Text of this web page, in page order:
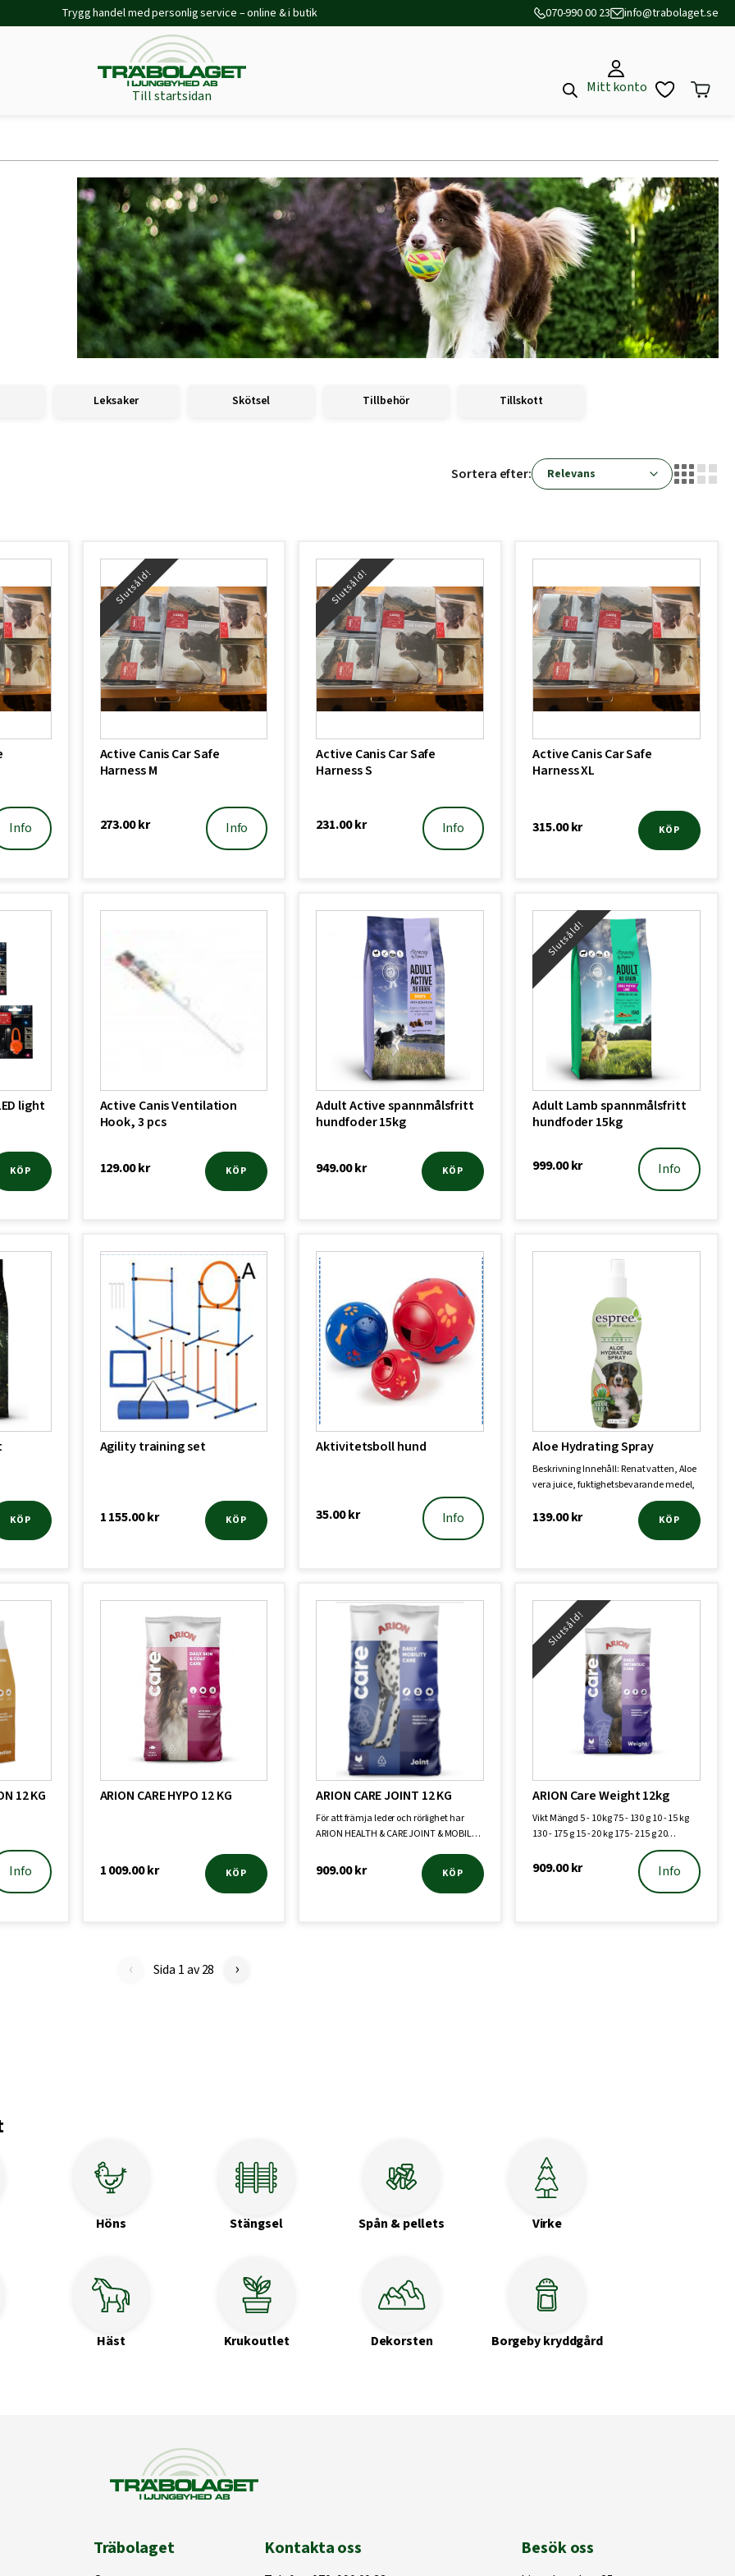
Trygg handel med personlig service – online & i butik 070-990 00 23 info@trabolaget.se
Till startsidan
Mitt konto
Leksaker Skötsel Tillbehör Tillskott
Sortera efter:
Info
Slutsåld!
Active Canis Car Safe
Harness M
273.00kr Info
Slutsåld!
Active Canis Car Safe
Harness S
231.00kr Info
Active Canis Car Safe
Harness XL
315.00kr KÖP
light
KÖP
Active Canis Ventilation
Hook, 3 pcs
129.00kr KÖP
Adult Active spannmålsfritt
hundfoder 15kg
949.00kr KÖP
Slutsåld!
Adult Lamb spannmålsfritt
hundfoder 15kg
999.00kr Info
KÖP
Agility training set
1 155.00kr KÖP
Aktivitetsboll hund
35.00kr Info
Aloe Hydrating Spray
Beskrivning Innehåll: Renat vatten, Aloe
vera juice, fuktighetsbevarande medel,
139.00kr KÖP
12 KG
Info
ARION CARE HYPO 12 KG
1 009.00kr KÖP
ARION CARE JOINT 12 KG
För att främja leder och rörlighet har
ARION HEALTH & CARE JOINT & MOBIL…
909.00kr KÖP
Slutsåld!
ARION Care Weight 12kg
Vikt Mängd 5 - 10 kg 75 - 130 g 10 - 15 kg
130 - 175 g 15 - 20 kg 175 - 215 g 20…
909.00kr Info
‹ Sida 1 av 28 ›
Höns Stängsel Spån & pellets Virke
Häst Krukoutlet Dekorsten Borgeby kryddgård
Träbolaget Kontakta oss Besök oss